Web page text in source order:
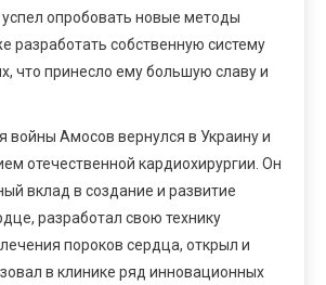
опробовать новые методы
разработать собственную систему
что принесло ему большую славу и
войны Амосов вернулся в Украину и
отечественной кардиохирургии. Он
вклад в создание и развитие
разработал свою технику
пороков сердца, открыл и
в клинике ряд инновационных